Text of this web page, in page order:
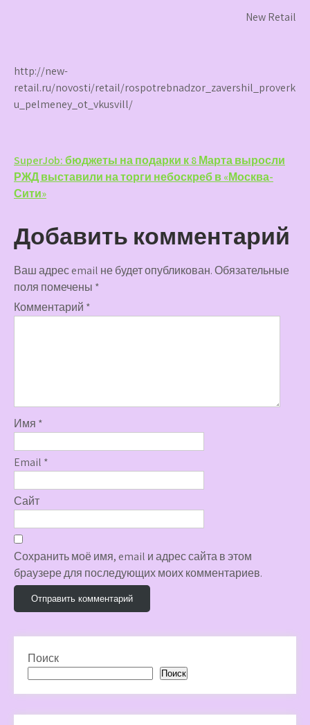
New Retail
http://new-
retail.ru/novosti/retail/rospotrebnadzor_zavershil_proverk
u_pelmeney_ot_vkusvill/
Навигация
по
SuperJob: бюджеты на подарки к 8 Марта выросли
РЖД выставили на торги небоскреб в «Москва-
Сити»
Добавить комментарий
Ваш адрес email не будет опубликован.Обязательные
поля помечены *
Комментарий *
Имя *
Email *
Сайт
Сохранить моё имя, email и адрес сайта в этом
браузере для последующих моих комментариев.
Поиск
Поиск